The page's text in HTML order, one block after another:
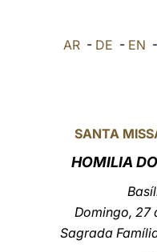
AR - DE - EN -
SANTA
HOMILIA
Domingo, 27
Sagrada